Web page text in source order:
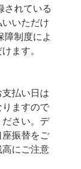
されている
いただけ
障制度によ
ます。
払い日は
ますので
さい。デ
座振替をご
にご注意